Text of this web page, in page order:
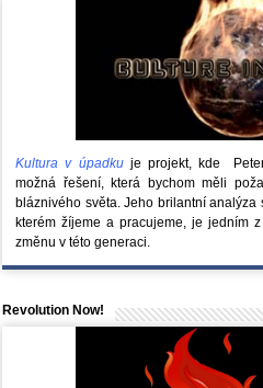
Kultura v úpadkuje projekt, kde Peter
možná řešení, která bychom měli
bláznivého světa. Jeho brilantní analýza
kterém žíjeme a pracujeme, je jedním
změnu v této generaci.
Revolution Now!